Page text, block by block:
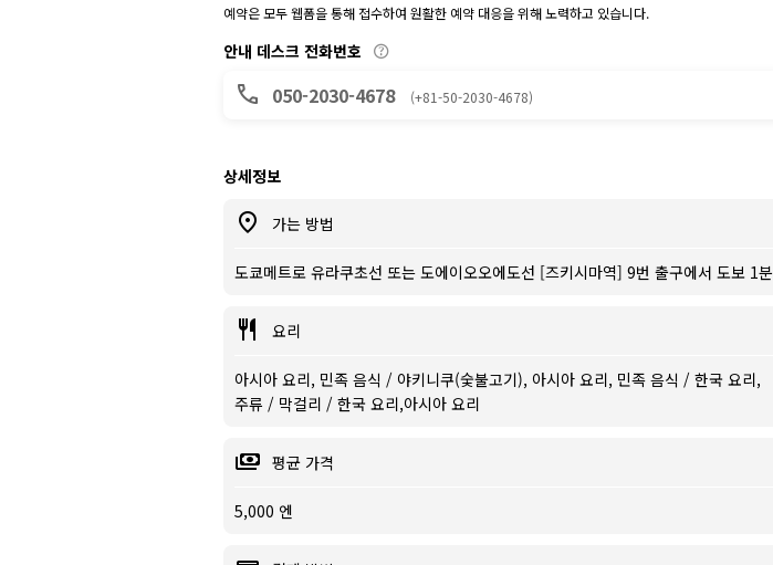
예약은 모두 웹폼을 통해 접수하여 원활한 예약 대응을 위해 노력하고 있습니다.
안내 데스크 전화번호
050-2030-4678 (+81-50-2030-4678)
상세정보
가는 방법
도쿄메트로 유라쿠초선 또는 도에이오오에도선 [즈키시마역] 9번 출구에서 도보 1분
요리
아시아 요리, 민족 음식 / 야키니쿠(숯불고기), 아시아 요리, 민족 음식 / 한국 요리,
주류 / 막걸리 / 한국 요리,아시아 요리
평균 가격
5,000 엔